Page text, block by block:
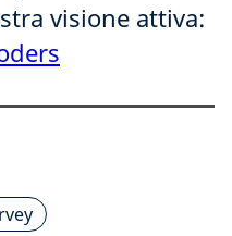
visione attiva: